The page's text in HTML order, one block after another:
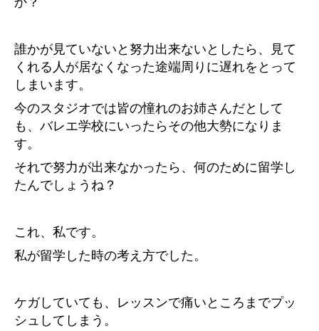
誰かが見ていないと努力出来ないとしたら、見て
くれる人が居なくなった途端周りに遅れをとって
しまいます。
今のスタジオでは皆の憧れのお姉さんだとして
も、バレエ学校にいったらその他大勢になりま
す。
それで努力が出来なかったら、何のために留学し
たんでしょうね？
これ、私です。
私が留学した時の考え方でした。
ケガしていても、レッスンで痛いところまでプッ
シュしてしまう。